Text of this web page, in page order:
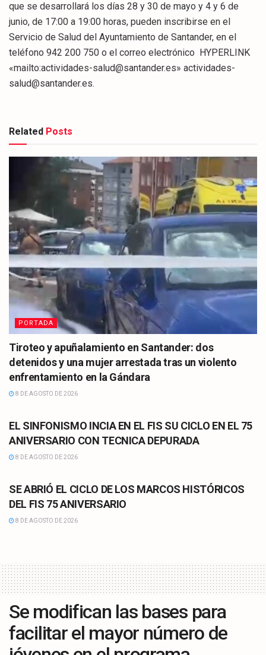
que se desarrollará los días 28 y 30 de mayo y 4 y 6 de
junio, de 17:00 a 19:00 horas, pueden inscribirse en el
Servicio de Salud del Ayuntamiento de Santander, en el
teléfono 942 200 750 o el correo electrónico HYPERLINK
«mailto:actividades-salud@santander.es» actividades-
salud@santander.es.
Related Posts
PORTADA
Tiroteo y apuñalamiento en Santander: dos
detenidos y una mujer arrestada tras un violento
enfrentamiento en la Gándara
8 DE AGOSTO DE 2026
EL SINFONISMO INCIA EN EL FIS SU CICLO EN EL 75
ANIVERSARIO CON TECNICA DEPURADA
8 DE AGOSTO DE 2026
SE ABRIÓ EL CICLO DE LOS MARCOS HISTÓRICOS
DEL FIS 75 ANIVERSARIO
8 DE AGOSTO DE 2026
Se modifican las bases para
facilitar el mayor número de